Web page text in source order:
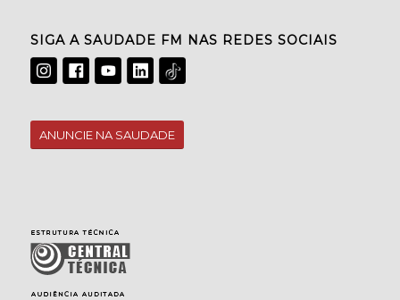
SIGA A SAUDADE FM NAS REDES SOCIAIS
ANUNCIE NA SAUDADE